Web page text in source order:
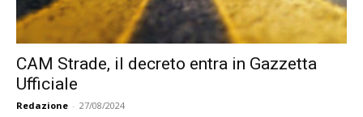
CAM Strade, il decreto entra in Gazzetta
Ufficiale
Redazione - 27/08/2024